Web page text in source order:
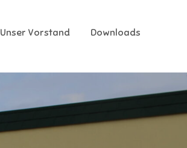
Unser Vorstand Downloads